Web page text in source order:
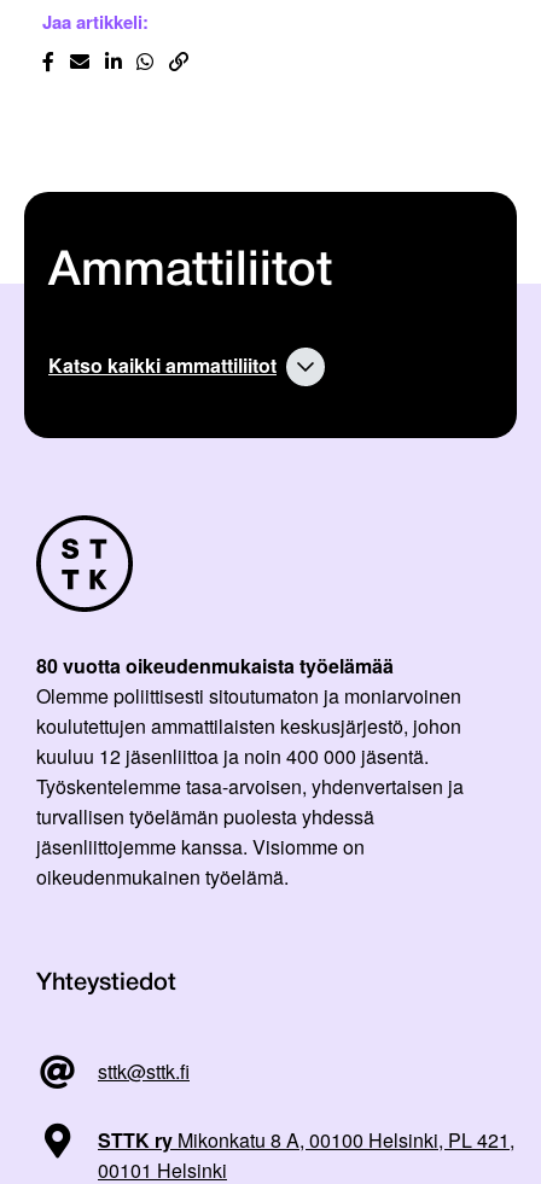
Jaa artikkeli:
Ammattiliitot
Katso kaikki ammattiliitot
80 vuotta oikeudenmukaista työelämää
Olemme poliittisesti sitoutumaton ja moniarvoinen
koulutettujen ammattilaisten keskusjärjestö, johon
kuuluu 12 jäsenliittoa ja noin 400 000 jäsentä.
Työskentelemme tasa-arvoisen, yhdenvertaisen ja
turvallisen työelämän puolesta yhdessä
jäsenliittojemme kanssa. Visiomme on
oikeudenmukainen työelämä.
Yhteystiedot
sttk@sttk.fi
STTK ry Mikonkatu 8 A, 00100 Helsinki, PL 421,
00101 Helsinki